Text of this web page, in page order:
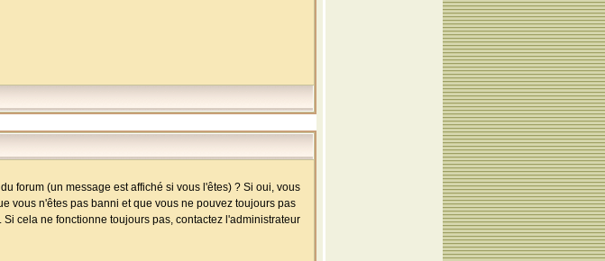
forum (un message est affiché si vous l'êtes) ? Si oui, vous
vous n'êtes pas banni et que vous ne pouvez toujours pas
cela ne fonctionne toujours pas, contactez l'administrateur